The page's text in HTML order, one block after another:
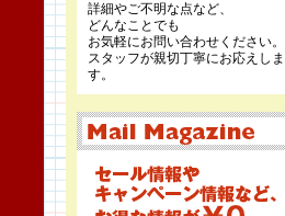
詳細やご不明な点など、
どんなことでも
お気軽にお問い合わせください。
スタッフが親切丁寧にお応えしま
す。